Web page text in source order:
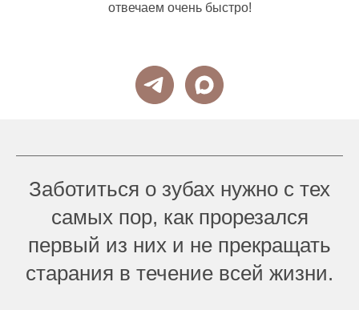
отвечаем очень быстро!
Заботиться о зубах нужно с тех
самых пор, как прорезался
первый из них и не прекращать
старания в течение всей жизни.